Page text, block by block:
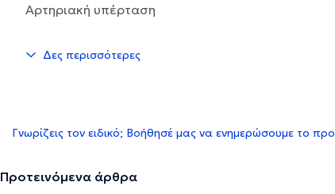
Αρτηριακή υπέρταση
Δες περισσότερες
Γνωρίζεις τον ειδικό; Βοήθησέ μας να ενημερώσουμε το
Προτεινόμενα άρθρα